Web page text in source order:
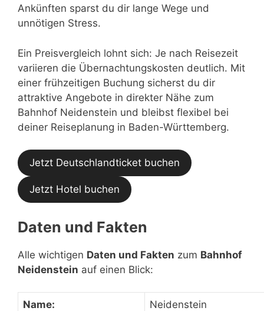
Ankünften sparst du dir lange Wege und
unnötigen Stress.
Ein Preisvergleich lohnt sich: Je nach Reisezeit
variieren die Übernachtungskosten deutlich. Mit
einer frühzeitigen Buchung sicherst du dir
attraktive Angebote in direkter Nähe zum
Bahnhof Neidenstein und bleibst flexibel bei
deiner Reiseplanung in Baden-Württemberg.
Jetzt Deutschlandticket buchen
Jetzt Hotel buchen
Daten und Fakten
Alle wichtigen Daten und Fakten zum Bahnhof
Neidenstein auf einen Blick:
Name: Neidenstein